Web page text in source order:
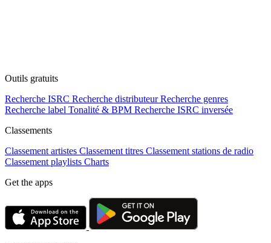
Outils gratuits
Recherche ISRC Recherche distributeur Recherche genres
Recherche label Tonalité & BPM Recherche ISRC inversée
Classements
Classement artistes Classement titres Classement stations de radio
Classement playlists Charts
Get the apps